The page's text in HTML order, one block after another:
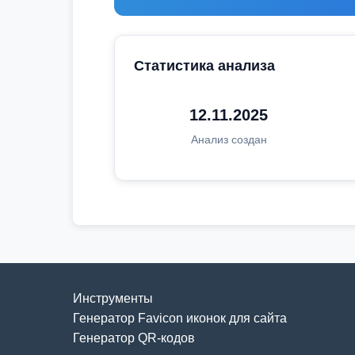
Статистика анализа
12.11.2025
Анализ создан
Инструменты
Генератор Favicon иконок для сайта
Генератор QR-кодов